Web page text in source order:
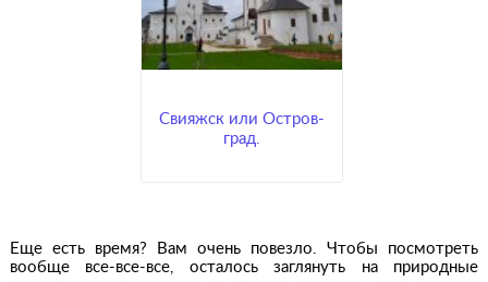
Свияжск или Остров-
град.
Еще есть время? Вам очень повезло. Чтобы посмотреть
вообще все-все-все, осталось заглянуть на природные